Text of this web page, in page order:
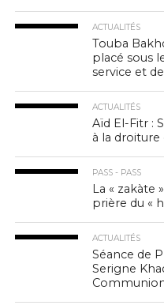
ACTUALITÉS
Touba
placé sous
service et
ACTUALITÉS
Aïd El-Fitr :
à la droiture
PASS - PASS
La « zakàte
prière du «
ACTUALITÉS
Séance de
Serigne